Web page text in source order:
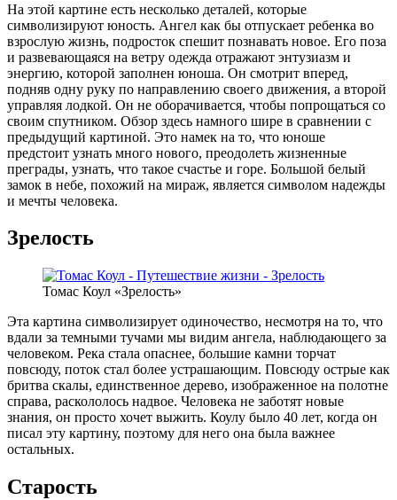
На этой картине есть несколько деталей, которые
символизируют юность. Ангел как бы отпускает ребенка во
взрослую жизнь, подросток спешит познавать новое. Его поза
и развевающаяся на ветру одежда отражают энтузиазм и
энергию, которой заполнен юноша. Он смотрит вперед,
подняв одну руку по направлению своего движения, а второй
управляя лодкой. Он не оборачивается, чтобы попрощаться со
своим спутником. Обзор здесь намного шире в сравнении с
предыдущий картиной. Это намек на то, что юноше
предстоит узнать много нового, преодолеть жизненные
преграды, узнать, что такое счастье и горе. Большой белый
замок в небе, похожий на мираж, является символом надежды
и мечты человека.
Зрелость
Томас Коул «Зрелость»
Эта картина символизирует одиночество, несмотря на то, что
вдали за темными тучами мы видим ангела, наблюдающего за
человеком. Река стала опаснее, большие камни торчат
повсюду, поток стал более устрашающим. Повсюду острые как
бритва скалы, единственное дерево, изображенное на полотне
справа, раскололось надвое. Человека не заботят новые
знания, он просто хочет выжить. Коулу было 40 лет, когда он
писал эту картину, поэтому для него она была важнее
остальных.
Старость